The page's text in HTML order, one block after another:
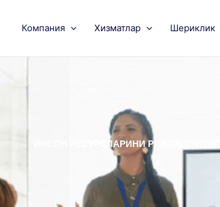
Компания Хизматлар Шериклик
ИНСОН РЕСУРСЛАРИНИ